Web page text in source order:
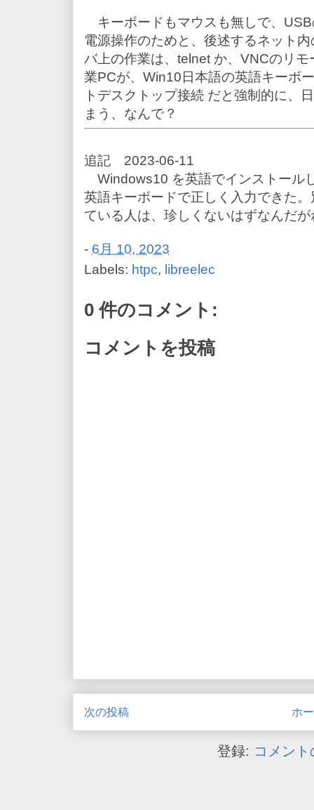
キーボードもマウスも無しで、
電源操作のためと、後述するネット
バ上の作業は、telnet か、VNCのリ
業PCが、Win10日本語の英語キーボ
トデスクトップ接続 だと強制的に、
まう、なんで？
追記 2023-06-11
Windows10 を英語でインストール
英語キーボードで正しく入力できた
ている人は、珍しくないはずなんだが
- 6月 10, 2023
Labels: htpc, libreelec
0 件のコメント:
コメントを投稿
次の投稿 ホ
登録: コメン